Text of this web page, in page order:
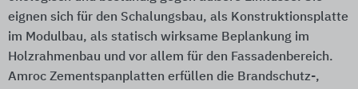
eignen sich für den Schalungsbau, als Konstruktionsplatte
im Modulbau, als statisch wirksame Beplankung im
Holzrahmenbau und vor allem für den Fassadenbereich.
Amroc Zementspanplatten erfüllen die Brandschutz-,